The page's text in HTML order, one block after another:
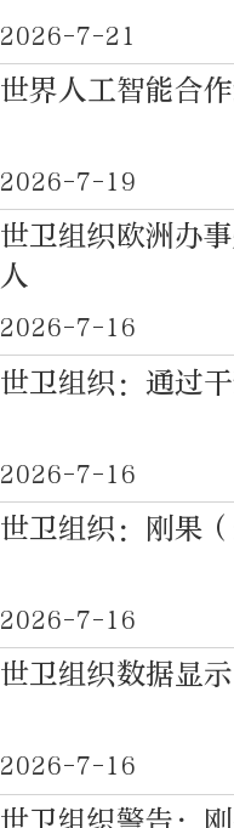
2026-7-21
世界人工智能合
2026-7-19
世卫组织欧洲办
人
2026-7-16
世卫组织：通过
2026-7-16
世卫组织：刚果
2026-7-16
世卫组织数据显
2026-7-16
世卫组织警告：